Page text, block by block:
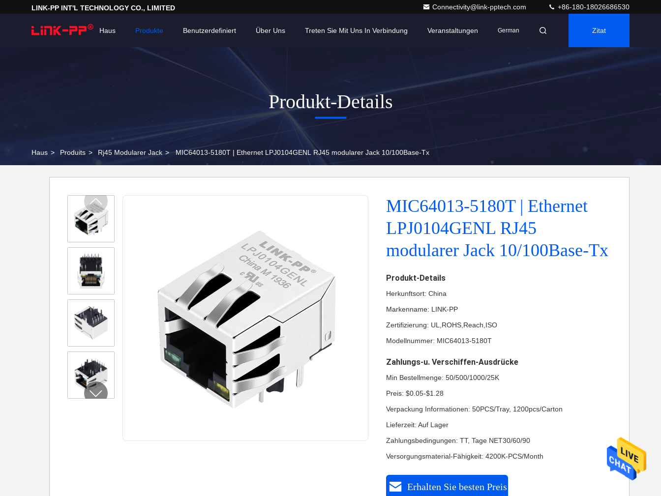
LINK-PP INT'L TECHNOLOGY CO., LIMITED Connectivity@link-pptech.com +86-180-18026686530
Haus Produkte Über Uns Treten Sie Mit Uns In Verbindung Veranstaltungen
Benutzerdefiniert German Zitat
Produkt-Details
Haus > Produits > Rj45 Modularer Jack > MIC64013-5180T | Ethernet LPJ0104GENL RJ45 modularer Jack 10/100Base-Tx
MIC64013-5180T | Ethernet
LPJ0104GENL RJ45
modularer Jack 10/100Base-Tx
Produkt-Details
Herkunftsort: China
Markenname: LINK-PP
Zertifizierung: UL,ROHS,Reach,ISO
Modellnummer: MIC64013-5180T
Zahlungs-u. Verschiffen-Ausdrücke
Min Bestellmenge: 50/500/1000/25K
Preis: $0.05-$1.28
Verpackung Informationen: 50PCS/Tray, 1200pcs/Carton
Lieferzeit: Auf Lager
Zahlungsbedingungen: TT, Tage NET30/60/90
Versorgungsmaterial-Fähigkeit: 4200K-PCS/Month
Erhalten Sie besten Preis